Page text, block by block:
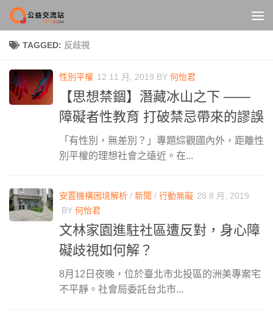
Skip to content
TAGGED: 反歧視
性別平權 12 11 月, 2019 BY 何怡君
【思想禁錮】潛藏冰山之下 ——
障礙者性教育 打破禁忌帶來的謬誤
「有性別，無差別？」專題綜觀國內外，距離性
別平權的理想社會之遠近。在...
安置機構困境解析 / 新聞 / 行動無礙 28 8 月, 2019
BY 何怡君
文林家園進駐社區遭反對，身心障
礙歧視如何解？
8月12日夜晚，位於臺北市北投區的洲美專案宅
不平靜。社會局委託台北市...